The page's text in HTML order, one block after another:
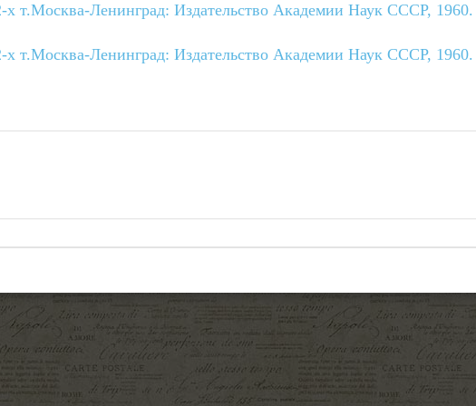
т.Москва-Ленинград: Издательство Академии Наук СССР, 1960.
т.Москва-Ленинград: Издательство Академии Наук СССР, 1960.